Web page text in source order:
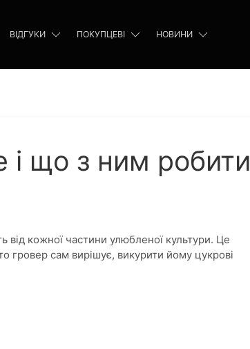
ВІДГУКИ ПОКУПЦЕВІ НОВИНИ
що з ним робити
кожної частини улюбленої культури. Це
гровер сам вирішує, викурити йому цукрові